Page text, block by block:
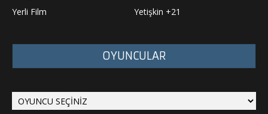
Yerli Film
Yetişkin +21
OYUNCULAR